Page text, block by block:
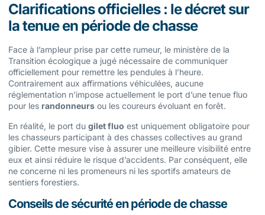
Clarifications officielles : le décret sur
la tenue en période de chasse
Face à l’ampleur prise par cette rumeur, le ministère de la
Transition écologique a jugé nécessaire de communiquer
officiellement pour remettre les pendules à l’heure.
Contrairement aux affirmations véhiculées, aucune
réglementation n’impose actuellement le port d’une tenue fluo
pour les randonneurs ou les coureurs évoluant en forêt.
En réalité, le port du gilet fluo est uniquement obligatoire pour
les chasseurs participant à des chasses collectives au grand
gibier. Cette mesure vise à assurer une meilleure visibilité entre
eux et ainsi réduire le risque d’accidents. Par conséquent, elle
ne concerne ni les promeneurs ni les sportifs amateurs de
sentiers forestiers.
Conseils de sécurité en période de chasse